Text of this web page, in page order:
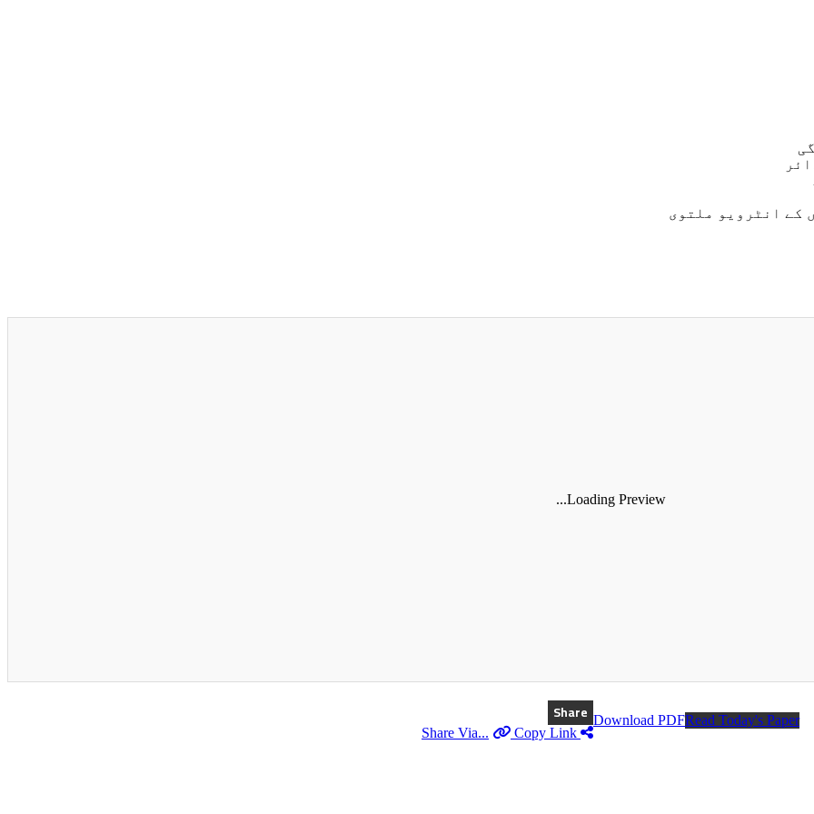
کے انٹرویو ملتوی
Loading Preview...
Read Today's Paper
Download PDF
Share
Copy Link